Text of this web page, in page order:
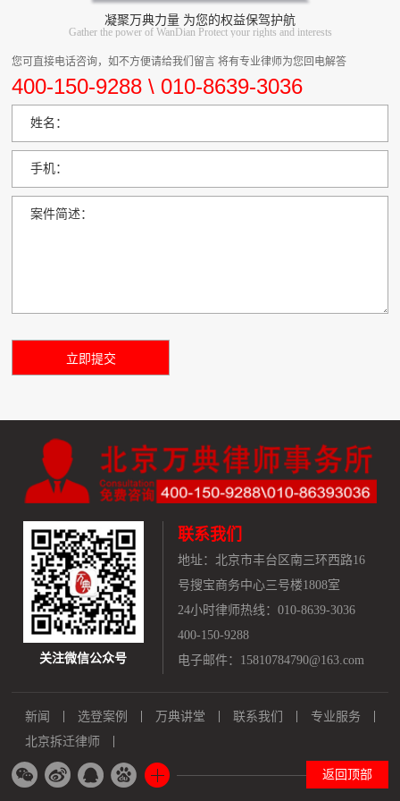
凝聚万典力量 为您的权益保驾护航
Gather the power of WanDian Protect your rights and interests
您可直接电话咨询，如不方便请给我们留言 将有专业律师为您回电解答
400-150-9288 \ 010-8639-3036
姓名：
手机：
案件简述：
关注微信公众号
联系我们
地址： 北京市丰台区南三环西路16
号搜宝商务中心三号楼1808室
24小时律师热线：010-8639-3036
400-150-9288
电子邮件：15810784790@163.com
新闻 选登案例 万典讲堂 联系我们
专业服务
北京拆迁律师
返回顶部